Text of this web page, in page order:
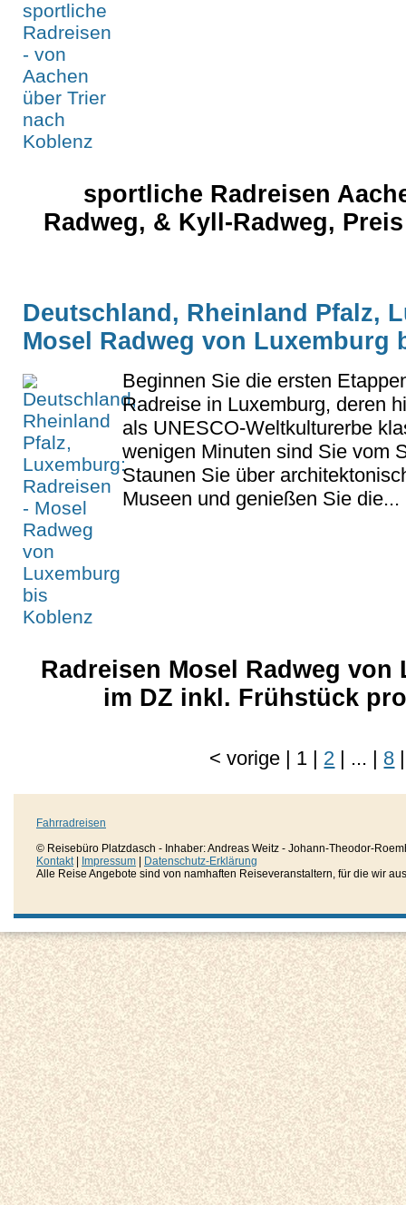
sportliche Radreisen
Radweg, & Kyll-Radweg,
Deutschland, Rheinland Pfalz,
Mosel Radweg von Luxemburg
Beginnen Sie die ersten
Radreise in Luxemburg, deren
als UNESCO-Weltkulturerbe
wenigen Minuten sind Sie vom
Staunen Sie über
Museen und genießen Sie die...
Radreisen Mosel Radweg
im DZ inkl. Frühstück
<vorige | 1 | 2 | ... | 8 |
Fahrradreisen
© Reisebüro Platzdasch - Inhaber: Andreas Weitz - Johann-Theodor-
Kontakt| Impressum
Datenschutz-Erklärung
Alle Reise Angebote sind von namhaften Reiseveranstaltern, für die wir